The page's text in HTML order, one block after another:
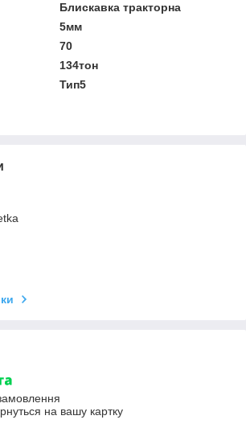
Блискавка тракторна
5мм
70
134тон
Тип5
на вашу картку